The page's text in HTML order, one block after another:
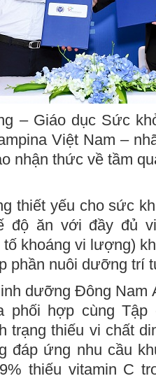
– Giáo dục Sức
Việt Nam –
nhận thức về tầm
thiết yếu cho sức
độ ăn với đầy đủ
khoáng vi lượng)
phần nuôi dưỡng trí
dưỡng Đông Nam
phối hợp cùng Tập
trạng thiếu vi chất
đáp ứng nhu cầu
thiếu vitamin C